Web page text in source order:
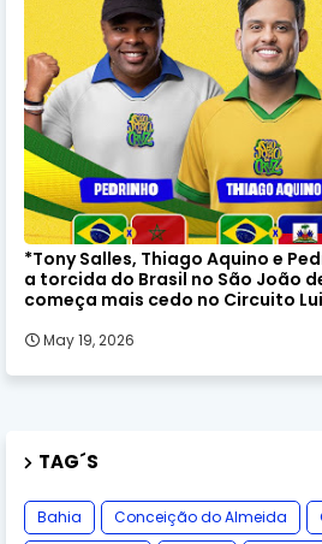
*Tony Salles, Thiago Aquino e
a torcida do Brasil no São João
começa mais cedo no Circuito
May 19, 2026
TAG´S
Bahia Conceição do Almeida